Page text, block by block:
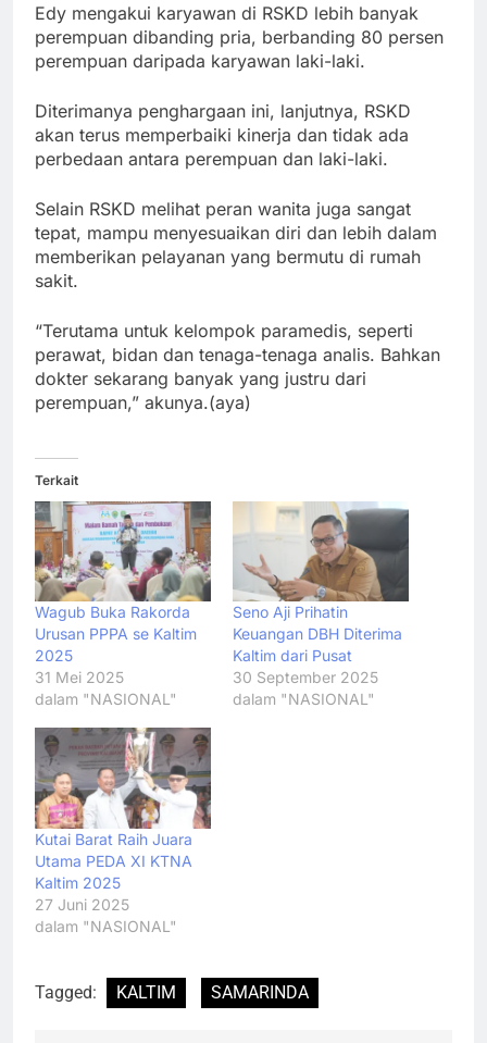
Edy mengakui karyawan di RSKD lebih banyak
perempuan dibanding pria, berbanding 80 persen
perempuan daripada karyawan laki-laki.
Diterimanya penghargaan ini, lanjutnya, RSKD
akan terus memperbaiki kinerja dan tidak ada
perbedaan antara perempuan dan laki-laki.
Selain RSKD melihat peran wanita juga sangat
tepat, mampu menyesuaikan diri dan lebih dalam
memberikan pelayanan yang bermutu di rumah
sakit.
“Terutama untuk kelompok paramedis, seperti
perawat, bidan dan tenaga-tenaga analis. Bahkan
dokter sekarang banyak yang justru dari
perempuan,” akunya.(aya)
Terkait
Wagub Buka Rakorda
Urusan PPPA se Kaltim
2025
31 Mei 2025
dalam "NASIONAL"
Seno Aji Prihatin
Keuangan DBH Diterima
Kaltim dari Pusat
30 September 2025
dalam "NASIONAL"
Kutai Barat Raih Juara
Utama PEDA XI KTNA
Kaltim 2025
27 Juni 2025
dalam "NASIONAL"
Tagged: KALTIM SAMARINDA